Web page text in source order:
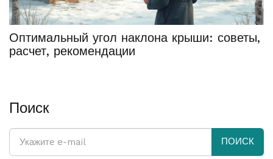
Оптимальный угол наклона крыши: советы,
расчет, рекомендации
Поиск
ПОИСК